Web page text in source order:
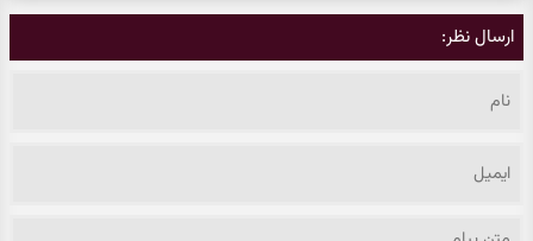
ارسال نظر: